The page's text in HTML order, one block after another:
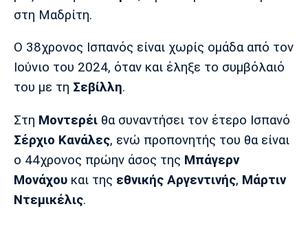
Cine Spot
Media
Παρασκήνιο
Ιωνικός Κηφισιά Πανσερραϊκός
Μπαρτσελόνα
Μαδρίτης
Ατλέτικο
Μαδρίτης
στη Μαδρίτη.
Ο 38χρονος Ισπανός είναι χωρίς ομάδα από τον
Ιούνιο του 2024, όταν και έληξε το συμβόλαιό
του με τη Σεβίλλη.
Στη Μοντερέι θα συναντήσει τον έτερο Ισπανό
Σέρχιο Κανάλες, ενώ προπονητής του θα είναι
ο 44χρονος πρώην άσος της Μπάγερν
Μονάχου και της εθνικής Αργεντινής, Μάρτιν
Ντεμικέλις.